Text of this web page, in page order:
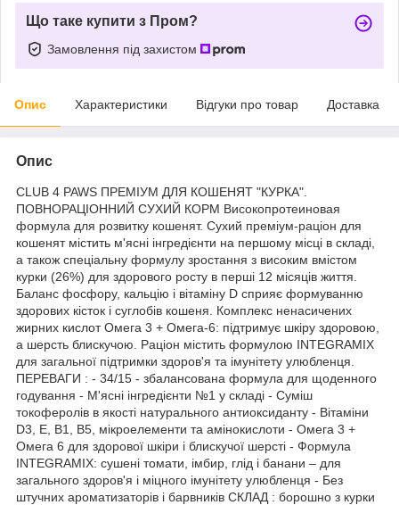
Що таке купити з Пром?
Замовлення під захистом
Опис Характеристики Відгуки про товар Доставка
Опис
CLUB 4 PAWS ПРЕМІУМ ДЛЯ КОШЕНЯТ "КУРКА".
ПОВНОРАЦІОННИЙ СУХИЙ КОРМ Високопротеиновая
формула для розвитку кошенят. Сухий преміум-раціон для
кошенят містить м'ясні інгредієнти на першому місці в складі,
а також спеціальну формулу зростання з високим вмістом
курки (26%) для здорового росту в перші 12 місяців життя.
Баланс фосфору, кальцію і вітаміну D сприяє формуванню
здорових кісток і суглобів кошеня. Комплекс ненасичених
жирних кислот Омега 3 + Омега-6: підтримує шкіру здоровою,
а шерсть блискучою. Раціон містить формулою INTEGRAMIX
для загальної підтримки здоров'я та імунітету улюбленця.
ПЕРЕВАГИ : - 34/15 - збалансована формула для щоденного
годування - М'ясні інгредієнти №1 у складі - Суміш
токоферолів в якості натурального антиоксиданту - Вітаміни
D3, E, B1, B5, мікроелементи та амінокислоти - Омега 3 +
Омега 6 для здорової шкіри і блискучої шерсті - Формула
INTEGRAMIX: сушені томати, імбир, глід і банани – для
загального здоров'я і міцного імунітету улюбленця - Без
штучних ароматизаторів і барвників СКЛАД : борошно з курки